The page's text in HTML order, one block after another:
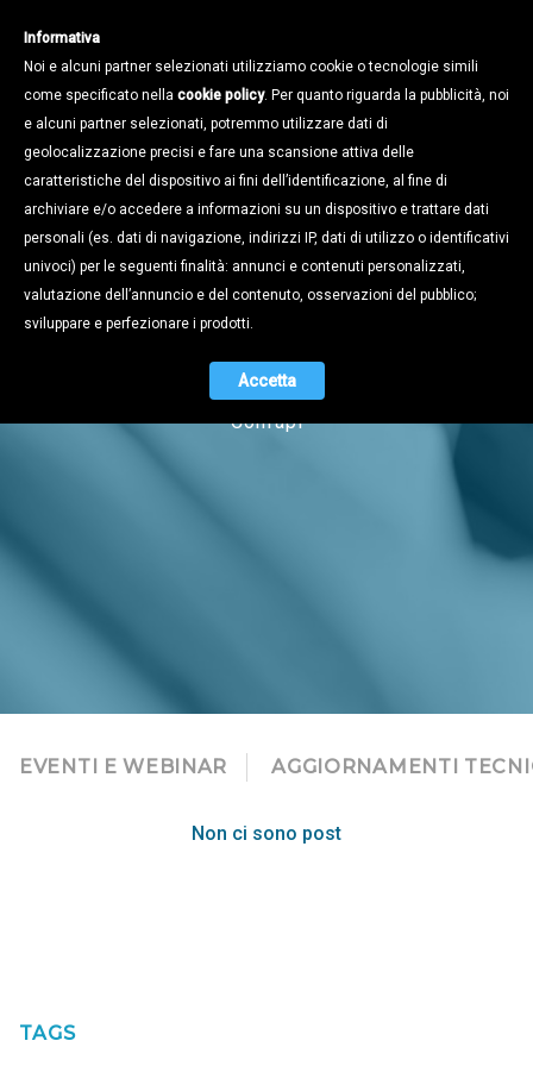
Notizie
Naviga tra i contenuti dell'universo
Confapi
EVENTI E WEBINAR AGGIORNAMENTI
Non ci sono post
TAGS
Informativa
Noi e alcuni partner selezionati utilizziamo cookie o tecnologie simili
come specificato nella cookie policy. Per quanto riguarda la pubblicità, noi
e alcuni partner selezionati, potremmo utilizzare dati di
geolocalizzazione precisi e fare una scansione attiva delle
caratteristiche del dispositivo ai fini dell’identificazione, al fine di
archiviare e/o accedere a informazioni su un dispositivo e trattare dati
personali (es. dati di navigazione, indirizzi IP, dati di utilizzo o identificativi
univoci) per le seguenti finalità: annunci e contenuti personalizzati,
valutazione dell’annuncio e del contenuto, osservazioni del pubblico;
sviluppare e perfezionare i prodotti.
Accetta